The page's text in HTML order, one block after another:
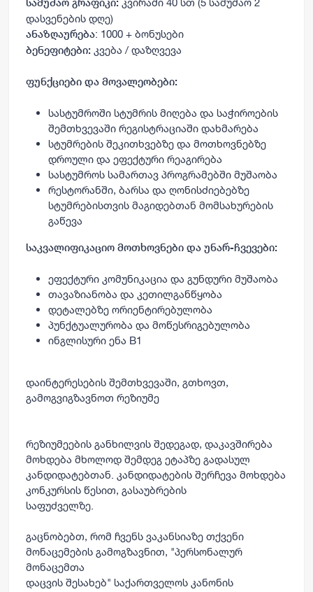
სამუშაო გრაფიკი:
დასვენების დღე)
ანაზღაურება: 1000 + ბონუსები
ბენეფიტები: კვება / დაზღვევა
ფუნქციები და მოვალეობები:
სასტუმროში სტუმრის მიღება და საჭიროების
შემთხვევაში რეგისტრაციაში დახმარება
სტუმრების შეკითხვებზე და მოთხოვნებზე
დროული და ეფექტური რეაგირება
სასტუმროს სამართავ პროგრამებში მუშაობა
რესტორანში, ბარსა და ღონისძიებებზე
სტუმრებისთვის მაგიდებთან მომსახურების
გაწევა
საკვალიფიკაციო მოთხოვნები და უნარ-ჩვევები:
ეფექტური კომუნიკაცია და გუნდური მუშაობა
თავაზიანობა და კეთილგანწყობა
დეტალებზე ორიენტირებულობა
პუნქტუალურობა და მოწესრიგებულობა
ინგლისური ენა B1
დაინტერესების შემთხვევაში, გთხოვთ,
გამოგვიგზავნოთ რეზიუმე
რეზიუმეების განხილვის შედეგად, დაკავშირება
მოხდება მხოლოდ შემდეგ ეტაპზე გადასულ
კანდიდატებთან. კანდიდატების შერჩევა მოხდება
კონკურსის წესით, გასაუბრების
საფუძველზე.
გაცნობებთ, რომ ჩვენს ვაკანსიაზე თქვენი
მონაცემების გამოგზავნით, "პერსონალურ
მონაცემთა
დაცვის შესახებ" საქართველოს კანონის